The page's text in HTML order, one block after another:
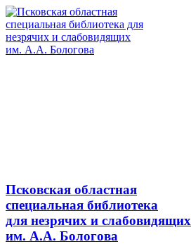
Псковская областная
специальная библиотека
для незрячих и слабовидящих
им. А.А. Бологова